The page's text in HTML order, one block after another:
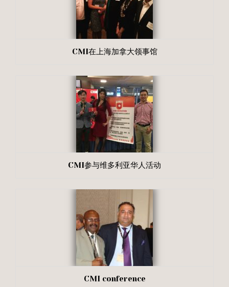
CMI在上海加拿大领事馆
CMI参与维多利亚华人活动
CMI conference